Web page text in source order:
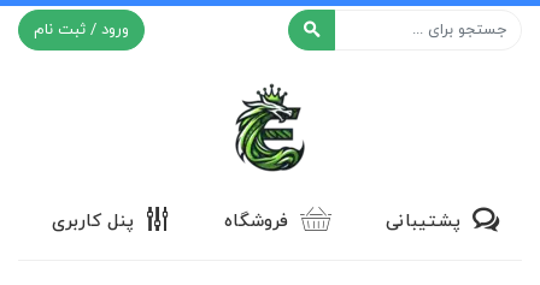
ورود / ثبت نام
پشتیبانی فروشگاه پنل کاربری